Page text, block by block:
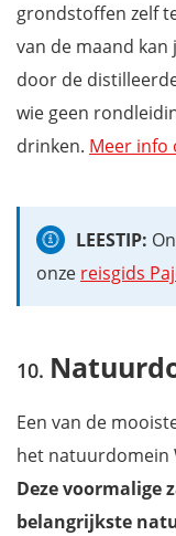
grondstoffen zelf
van de maand kan
door de
wie geen
drinken. Meer info
LEESTIP:
onze reisgids
Een van de
het natuurdomein
Deze voormalige
belangrijkste